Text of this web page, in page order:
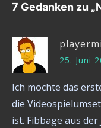
7 Gedanken zu „
25. Juni
Ich mochte das
die
ist. Fibbage aus